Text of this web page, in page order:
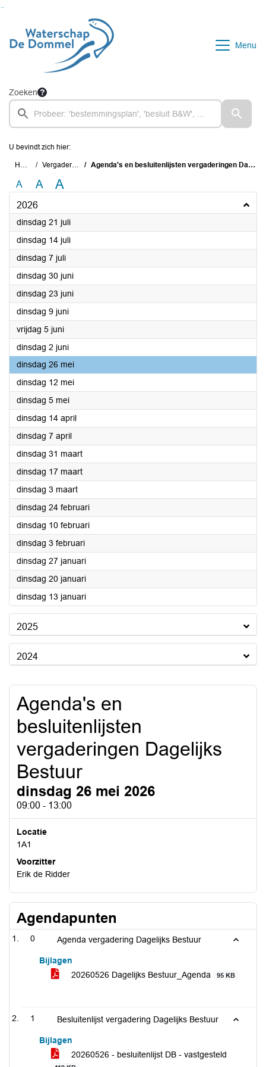
Menu
Zoeken
U bevindt zich hier:
Home Vergaderingen Agenda's en besluitenlijsten vergaderingen Dagelijks Bestuur
A A A
2026
dinsdag 21 juli2026
dinsdag 14 juli2026
dinsdag 7 juli2026
dinsdag 30 juni2026
dinsdag 23 juni2026
dinsdag 9 juni2026
vrijdag 5 juni2026
dinsdag 2 juni2026
dinsdag 26 mei2026
dinsdag 12 mei2026
dinsdag 5 mei2026
dinsdag 14 april2026
dinsdag 7 april2026
dinsdag 31 maart2026
dinsdag 17 maart2026
dinsdag 3 maart2026
dinsdag 24 februari2026
dinsdag 10 februari2026
dinsdag 3 februari2026
dinsdag 27 januari2026
dinsdag 20 januari2026
dinsdag 13 januari2026
2025
2024
Agenda's en
besluitenlijsten
vergaderingen Dagelijks
Bestuur
dinsdag 26 mei 2026
09:00 - 13:00
Locatie
1A1
Voorzitter
Erik de Ridder
Agendapunten
0 Agenda vergadering Dagelijks Bestuur
Bijlagen
20260526 Dagelijks Bestuur_Agenda
95 KB
1 Besluitenlijst vergadering Dagelijks Bestuur
Bijlagen
20260526 - besluitenlijst DB - vastgesteld